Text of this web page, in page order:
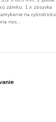
zámku, 1 x zásuvka
na cylindrickú
nos...